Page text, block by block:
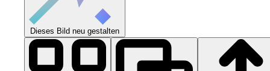
Dieses Bild neu gestalten